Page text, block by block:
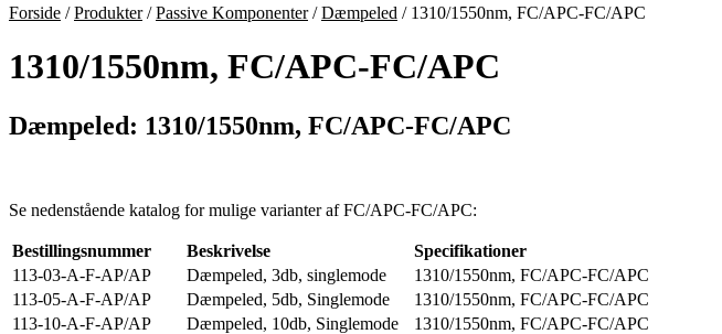
Forside /Produkter/Passive Komponenter/Dæmpeled / 1310/1550nm, FC/APC-FC/APC
1310/1550nm, FC/APC-FC/APC
Dæmpeled: 1310/1550nm, FC/APC-FC/APC
Se nedenstående katalog for mulige varianter af FC/APC-FC/APC:
Bestillingsnummer Beskrivelse
Specifikationer
113-03-A-F-AP/AP
Dæmpeled, 3db, singlemode
1310/1550nm, FC/APC-FC/APC
113-05-A-F-AP/AP
Dæmpeled, 5db, Singlemode
1310/1550nm, FC/APC-FC/APC
113-10-A-F-AP/AP
Dæmpeled, 10db, Singlemode
1310/1550nm, FC/APC-FC/APC